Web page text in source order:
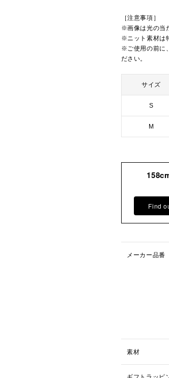
［注意事項］
※画像は光の当
※ニット素材は
※ご使用の前に
ださい。
サイズ
S
M
Find
メーカー品番
素材